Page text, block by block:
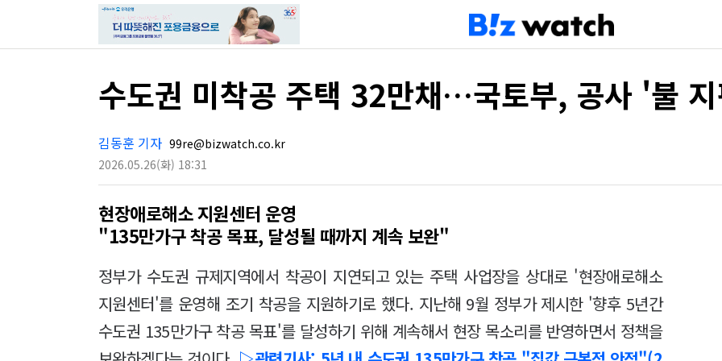
수도권 미착공 주택 32만채…국토부, 공사 '불
김동훈 기자 99re@bizwatch.co.kr
2026.05.26(화) 18:31
현장애로해소 지원센터 운영
"135만가구 착공 목표, 달성될 때까지 계속 보완"
정부가 수도권 규제지역에서 착공이 지연되고 있는 주택 사업장을 상대로 '현장애로해소
지원센터'를 운영해 조기 착공을 지원하기로 했다. 지난해 9월 정부가 제시한 '향후 5년간
수도권 135만가구 착공 목표'를 달성하기 위해 계속해서 현장 목소리를 반영하면서 정책을